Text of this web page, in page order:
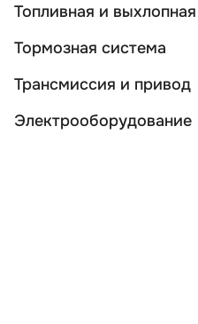
Топливная и
Тормозная система
Трансмиссия и привод
Электрооборудование